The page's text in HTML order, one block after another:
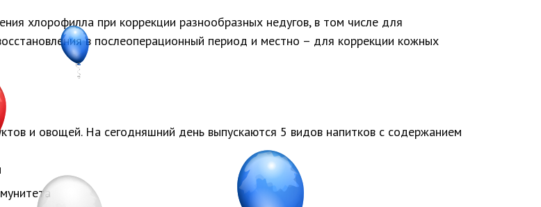
хлорофилла при коррекции разнообразных недугов, в том числе для
в послеоперационный период и местно – для коррекции кожных
и овощей. На сегодняшний день выпускаются 5 видов напитков с содержанием